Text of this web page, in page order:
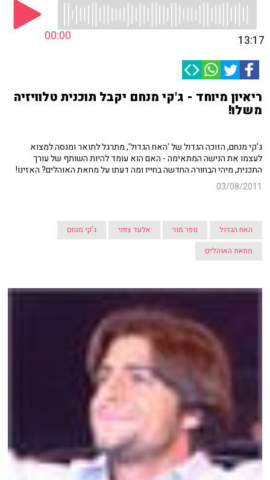
00:00 13:17
ריאיון מיוחד - ג'קי מנחם יקבל תוכנית טלוויזיה
משלו!
ג'קי מנחם, הזוכה הגדול של 'האח הגדול', מתרגל לתואר ומנסה למצוא
לעצמו את הנישה המתאימה - האם הוא עומד להיות השותף של עורך
התכנית, מיהי הבחורה החדשה בחייו ומה דעתו על מחאת האוהלים? האזינו!
03/08/2011
האח הגדול נופר מור אלעד צפני
ג'קי מנחם
מחאת האוהלים